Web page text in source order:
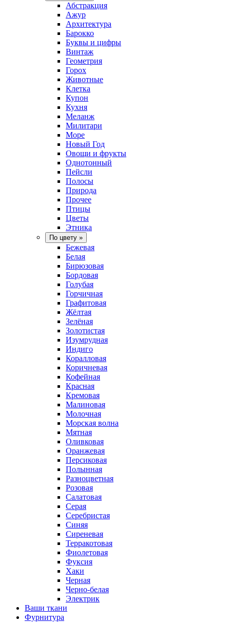
Абстракция
Ажур
Архитектура
Барокко
Буквы и цифры
Винтаж
Геометрия
Горох
Животные
Клетка
Купон
Кухня
Меланж
Милитари
Море
Новый Год
Овощи и фрукты
Однотонный
Пейсли
Полосы
Природа
Прочее
Птицы
Цветы
Этника
По цвету »
Бежевая
Белая
Бирюзовая
Бордовая
Голубая
Горчичная
Графитовая
Жёлтая
Зелёная
Золотистая
Изумрудная
Индиго
Коралловая
Коричневая
Кофейная
Красная
Кремовая
Малиновая
Молочная
Морская волна
Мятная
Оливковая
Оранжевая
Персиковая
Полынная
Разноцветная
Розовая
Салатовая
Серая
Серебристая
Синяя
Сиреневая
Терракотовая
Фиолетовая
Фуксия
Хаки
Черная
Черно-белая
Электрик
Ваши ткани
Фурнитура